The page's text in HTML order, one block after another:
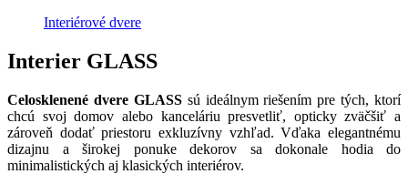
Interiérové dvere
Interier GLASS
Celosklenené dvere GLASSsú ideálnym riešením pre tých, ktorí
chcú svoj domov alebo kanceláriu presvetliť, opticky zväčšiť a
zároveň dodať priestoru exkluzívny vzhľad. Vďaka elegantnému
dizajnu a širokej ponuke dekorov sa dokonale hodia do
minimalistických aj klasických interiérov.